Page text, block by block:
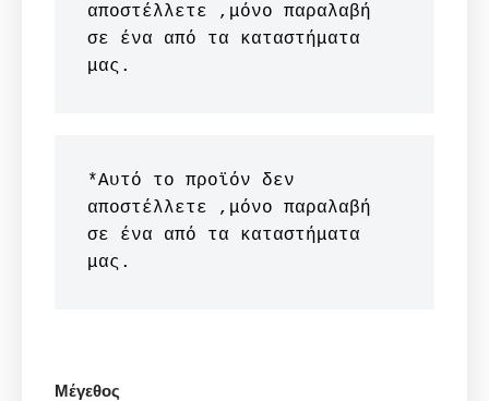
αποστέλλετε ,μόνο παραλαβή
σε ένα από τα καταστήματα
μας.
*Αυτό το προϊόν δεν
αποστέλλετε ,μόνο παραλαβή
σε ένα από τα καταστήματα
μας.
Μέγεθος